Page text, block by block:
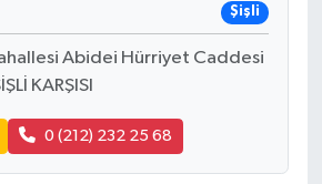
Şişli
Abidei Hürriyet Caddesi
KARŞISI
0 (212) 232 25 68